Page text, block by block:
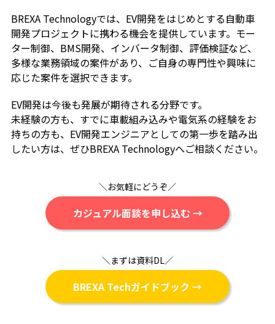
BREXA Technologyでは、EV開発をはじめとする自動車
開発プロジェクトに携わる機会を提供しています。モー
ター制御、BMS開発、インバータ制御、評価検証など、
多様な業務領域の案件があり、ご自身の専門性や興味に
応じた案件を選択できます。
EV開発は今後も発展が期待される分野です。
未経験の方も、すでに車載組み込みや電気系の経験をお
持ちの方も、EV開発エンジニアとしての第一歩を踏み出
したい方は、ぜひBREXA Technologyへご相談ください。
＼お気軽にどうぞ／
カジュアル面談を申し込む →
＼まずは資料DL／
BREXA Techガイドブック →